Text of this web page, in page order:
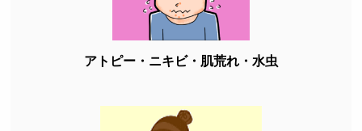
アトピー・ニキビ・肌荒れ・水虫